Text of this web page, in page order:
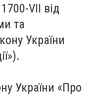
VII від
та
України
України «Про